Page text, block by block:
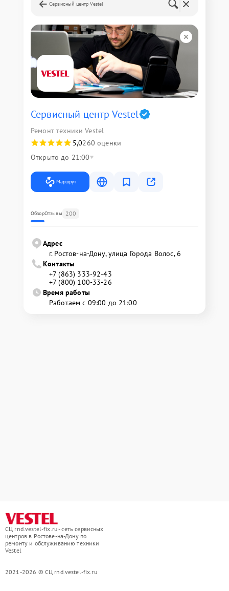
Сервисный центр Vestel
Сервисный центр Vestel
Ремонт техники Vestel
5,0260 оценки
Открыто до 21:00
Маршрут
ОбзорОтзывы 200
Адрес
г. Ростов-на-Дону, улица Города Волос, 6
Контакты
+7 (863) 333-92-43
+7 (800) 100-33-26
Время работы
Работаем с 09:00 до 21:00
СЦ rnd.vestel-fix.ru - сеть сервисных
центров в Ростове-на-Дону по
ремонту и обслуживанию техники
Vestel
2021-2026 © СЦ rnd.vestel-fix.ru